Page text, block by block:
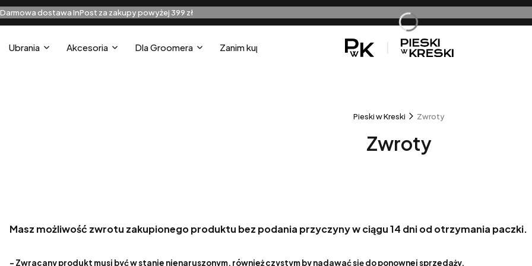
Darmowa dostawa InPost za zakupy powyżej 399 zł
Ubrania Akcesoria Dla Groomera Zanim kupisz
Pieski w Kreski Zwroty
Zwroty
Masz możliwość zwrotu zakupionego produktu bez podania przyczyny w ciągu 14 dni od otrzymania paczki.
- Zwracany produkt musi być w stanie nienaruszonym, również czystym by nadawać się do ponownej sprzedaży.